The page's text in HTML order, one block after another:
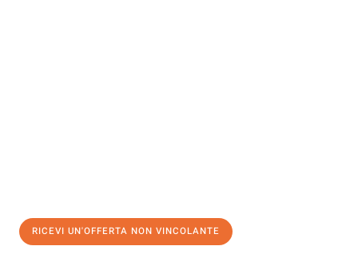
RICEVI UN'OFFERTA NON VINCOLANTE